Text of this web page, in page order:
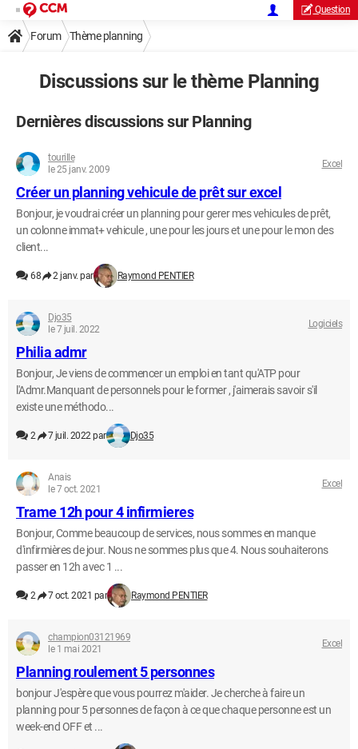
Question
Forum Thème planning
Discussions sur le thème Planning
Dernières discussions sur Planning
tourille
le 25 janv. 2009
Excel
Créer un planning vehicule de prêt sur excel
Bonjour, je voudrai créer un planning pour gerer mes vehicules de prêt,
un colonne immat+ vehicule , une pour les jours et une pour le mon des
client...
68 2 janv. par Raymond PENTIER
Djo35
le 7 juil. 2022
Logiciels
Philia admr
Bonjour, Je viens de commencer un emploi en tant qu'ATP pour
l'Admr.Manquant de personnels pour le former , j'aimerais savoir s'il
existe une méthodo...
2 7 juil. 2022 par Djo35
Anais
le 7 oct. 2021
Excel
Trame 12h pour 4 infirmieres
Bonjour, Comme beaucoup de services, nous sommes en manque
d'infirmières de jour. Nous ne sommes plus que 4. Nous souhaiterons
passer en 12h avec 1 ...
2 7 oct. 2021 par Raymond PENTIER
champion03121969
le 1 mai 2021
Excel
Planning roulement 5 personnes
bonjour J'espère que vous pourrez m'aider. Je cherche à faire un
planning pour 5 personnes de façon à ce que chaque personne est un
week-end OFF et ...